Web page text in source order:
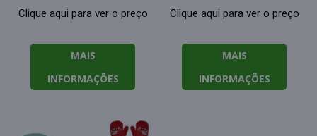
Clique aqui para ver o preço
MAIS
INFORMAÇÕES
Clique aqui para ver o preço
MAIS
INFORMAÇÕES